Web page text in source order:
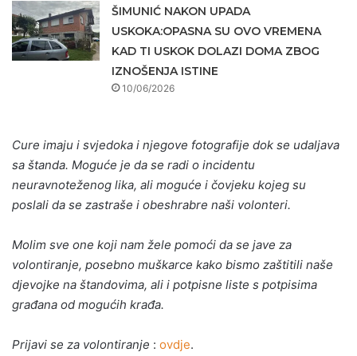
ŠIMUNIĆ NAKON UPADA
USKOKA:OPASNA SU OVO VREMENA
KAD TI USKOK DOLAZI DOMA ZBOG
IZNOŠENJA ISTINE
10/06/2026
Cure imaju i svjedoka i njegove fotografije dok se udaljava
sa štanda. Moguće je da se radi o incidentu
neuravnoteženog lika, ali moguće i čovjeku kojeg su
poslali da se zastraše i obeshrabre naši volonteri.
Molim sve one koji nam žele pomoći da se jave za
volontiranje, posebno muškarce kako bismo zaštitili naše
djevojke na štandovima, ali i potpisne liste s potpisima
građana od mogućih krađa.
Prijavi se za volontiranje : ovdje.